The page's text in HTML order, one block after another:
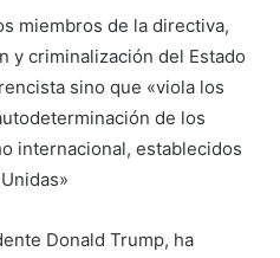
miembros de la directiva,
y criminalización del Estado
sino que «viola los
de los
internacional, establecidos
Donald Trump, ha